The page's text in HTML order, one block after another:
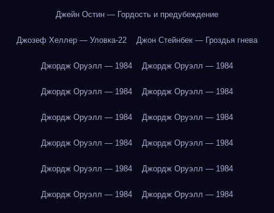
Джейн Остин — Гордость и предубеждение
Джозеф Хеллер — Уловка-22 Джон Стейнбек — Гроздья гнева
Джордж Оруэлл — 1984 Джордж Оруэлл — 1984
Джордж Оруэлл — 1984 Джордж Оруэлл — 1984
Джордж Оруэлл — 1984 Джордж Оруэлл — 1984
Джордж Оруэлл — 1984 Джордж Оруэлл — 1984
Джордж Оруэлл — 1984 Джордж Оруэлл — 1984
Джордж Оруэлл — 1984 Джордж Оруэлл — 1984